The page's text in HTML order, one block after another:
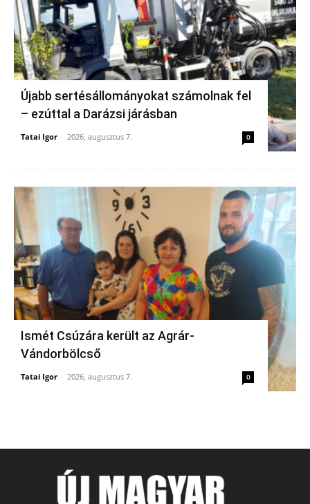
Újabb sertésállományokat számolnak fel
– ezúttal a Darázsi járásban
Tatai Igor - 2026, augusztus 7. 0
Ismét Csúzára került az Agrár-
Vándorbölcső
Tatai Igor - 2026, augusztus 7. 0